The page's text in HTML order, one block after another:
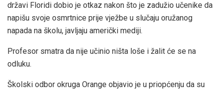
državi Floridi dobio je otkaz nakon što je zadužio učenike da
napišu svoje osmrtnice prije vježbe u slučaju oružanog
napada na školu, javljaju američki mediji.
Profesor smatra da nije učinio ništa loše i žalit će se na
odluku.
Školski odbor okruga Orange objavio je u priopćenju da su